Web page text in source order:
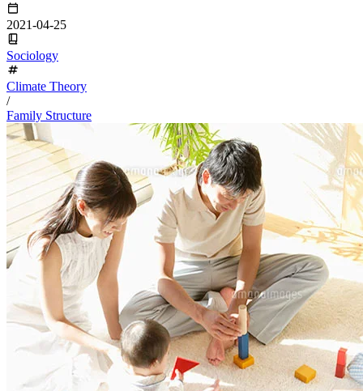
2021-04-25
Sociology
Climate Theory
/
Family Structure